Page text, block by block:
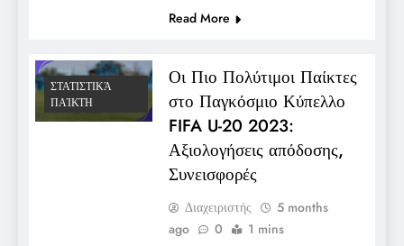
Read More
ΣΤΑΤΙΣΤΙΚΆ
ΠΑΊΚΤΗ
Οι Πιο Πολύτιμοι Παίκτες
στο Παγκόσμιο Κύπελλο
FIFA U-20 2023:
Αξιολογήσεις απόδοσης,
Συνεισφορές
Διαχειριστής
5 months
ago
0 1 mins